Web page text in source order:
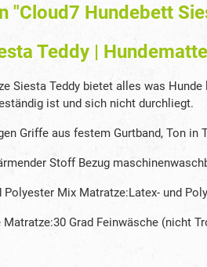
"Cloud7 Hundebett
Teddy |
Siesta Teddy bietet alles was
ist und sich nicht durchliegt.
Griffe aus festem Gurtband, Ton
Stoff Bezug
Mix Matratze:Latex- und
Matratze:30 Grad Feinwäsche (nicht